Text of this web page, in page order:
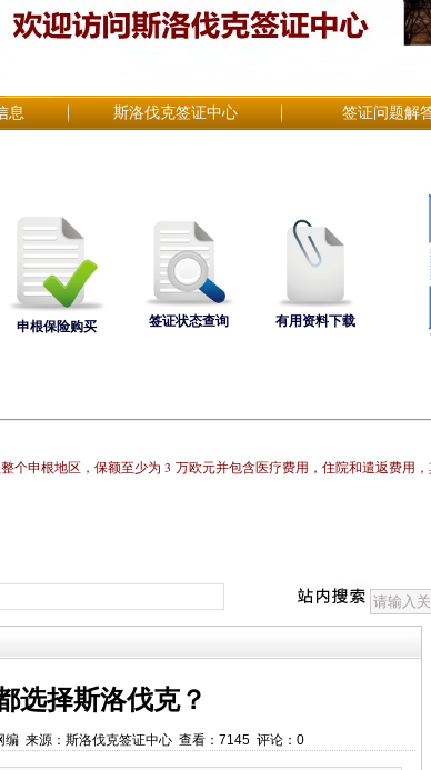
息 斯洛伐克签证中心 签证问题解
申根保险购买 签证状态查询 有用资料下载
个申根地区，保额至少为 3 万欧元并包含医疗费用，住院和遣返费用
选择斯洛伐克？
来源：斯洛伐克签证中心 查看：7145 评论：0